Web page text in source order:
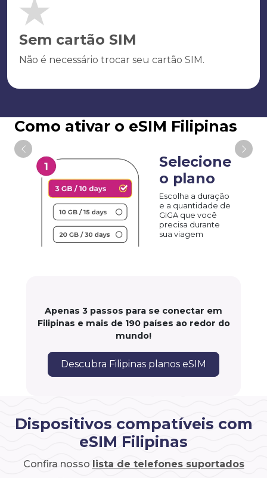
Sem cartão SIM
Não é necessário trocar seu cartão SIM.
Como ativar o eSIM Filipinas
Selecione
o plano
Escolha a duração
e a quantidade de
GIGA que você
precisa durante
sua viagem
Apenas 3 passos para se conectar em
Filipinas e mais de 190 países ao redor do
mundo!
Descubra Filipinas planos eSIM
Dispositivos compatíveis com
eSIM Filipinas
Confira nosso lista de telefones suportados